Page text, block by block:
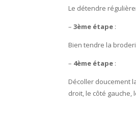
Le détendre
–3ème étape :
Bien tendre la
– 4ème étape :
Décoller doucement
droit, le côté